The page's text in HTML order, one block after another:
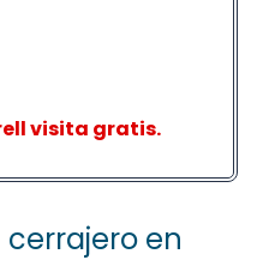
visita gratis.
en